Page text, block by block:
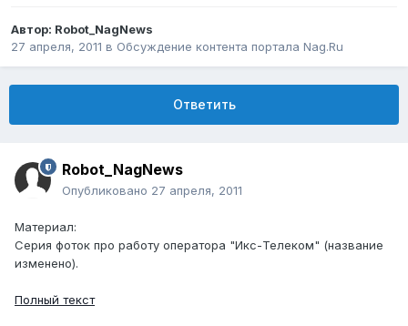
Автор: Robot_NagNews
27 апреля, 2011 в Обсуждение контента портала Nag.Ru
Ответить
Robot_NagNews
Опубликовано 27 апреля, 2011
Материал:
Серия фоток про работу оператора "Икс-Телеком" (название
изменено).
Полный текст